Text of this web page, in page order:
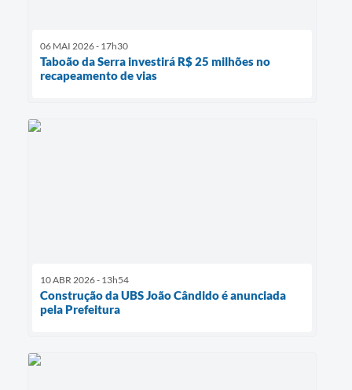
06 MAI 2026 - 17h30
Taboão da Serra investirá R$ 25 milhões no
recapeamento de vias
10 ABR 2026 - 13h54
Construção da UBS João Cândido é anunciada
pela Prefeitura